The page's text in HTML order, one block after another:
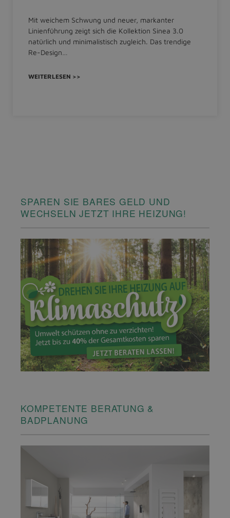
Mit weichem Schwung und neuer, markanter
Linienführung zeigt sich die Kollektion Sinea 3.0
natürlich und minimalistisch zugleich. Das trendige
Re-Design…
WEITERLESEN >>
SPAREN SIE BARES GELD UND
WECHSELN JETZT IHRE HEIZUNG!
KOMPETENTE BERATUNG &
BADPLANUNG